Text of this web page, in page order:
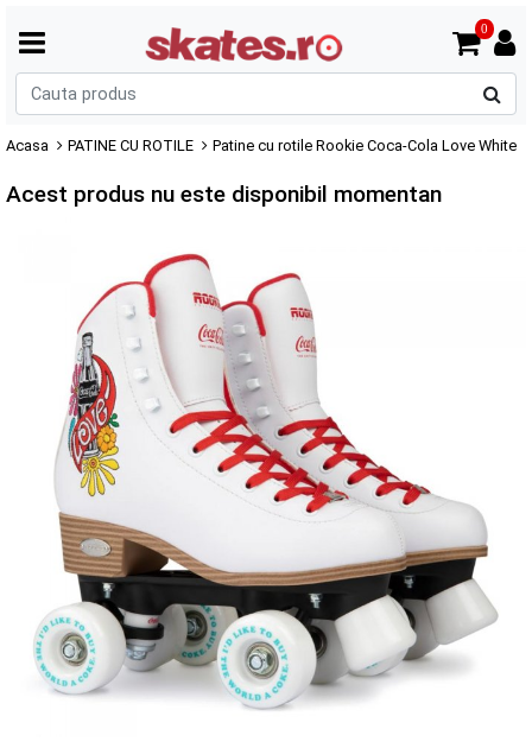
0
Acasa PATINE CU ROTILE Patine cu rotile Rookie Coca-Cola Love White
Acest produs nu este disponibil momentan